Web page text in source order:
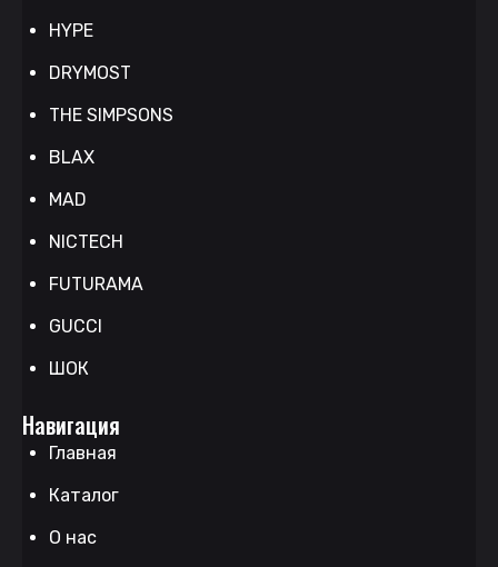
HYPE
DRYMOST
THE SIMPSONS
BLAX
MAD
NICTECH
FUTURAMA
GUCCI
ШОК
Навигация
Главная
Каталог
О нас